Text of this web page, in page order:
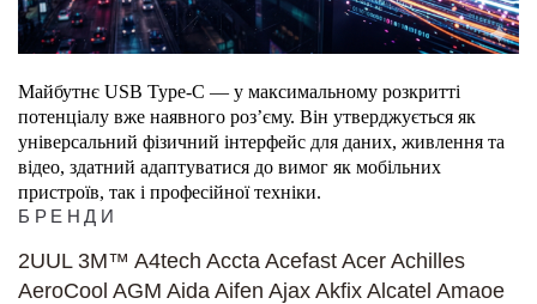
Майбутнє USB Type-C — у максимальному розкритті
потенціалу вже наявного роз’єму. Він утверджується як
універсальний фізичний інтерфейс для даних, живлення та
відео, здатний адаптуватися до вимог як мобільних
пристроїв, так і професійної техніки.
БРЕНДИ
2UUL 3M™ A4tech Accta Acefast Acer Achilles
AeroCool AGM Aida Aifen Ajax Akfix Alcatel Amaoe